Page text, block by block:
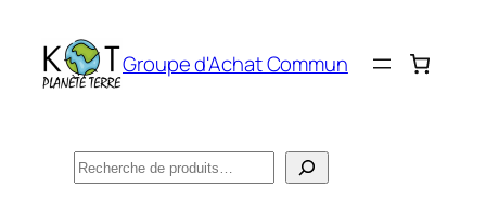
contenu
Groupe d'Achat Commun
Recherche